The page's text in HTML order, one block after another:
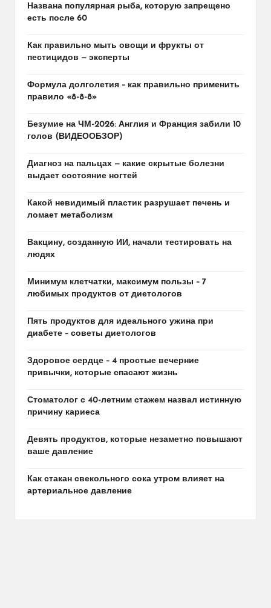
Названа популярная рыба, которую запрещено
есть после 60
Как правильно мыть овощи и фрукты от
пестицидов — эксперты
Формула долголетия – как правильно применить
правило «8-8-8»
Безумие на ЧМ-2026: Англия и Франция забили 10
голов (ВИДЕООБЗОР)
Диагноз на пальцах — какие скрытые болезни
выдает состояние ногтей
Какой невидимый пластик разрушает печень и
ломает метаболизм
Вакцину, созданную ИИ, начали тестировать на
людях
Минимум клетчатки, максимум пользы – 7
любимых продуктов от диетологов
Пять продуктов для идеального ужина при
диабете – советы диетологов
Здоровое сердце – 4 простые вечерние
привычки, которые спасают жизнь
Стоматолог с 40-летним стажем назвал истинную
причину кариеса
Девять продуктов, которые незаметно повышают
ваше давление
Как стакан свекольного сока утром влияет на
артериальное давление